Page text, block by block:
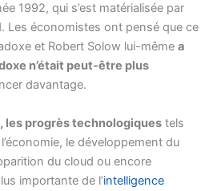
1992, qui s’est matérialisée par
Les économistes ont pensé que ce
et Robert Solow lui-mêmea
n’était peut-être plus
davantage.
les progrès technologiques tels
le développement du
du cloud ou encore
importante de l’intelligence